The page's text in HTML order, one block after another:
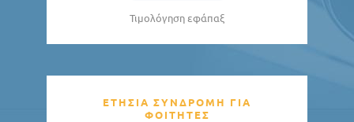
Τιμολόγηση εφάπαξ
ΕΤΗΣΙΑ ΣΥΝΔΡΟΜΗ ΓΙΑ
ΦΟΙΤΗΤΕΣ